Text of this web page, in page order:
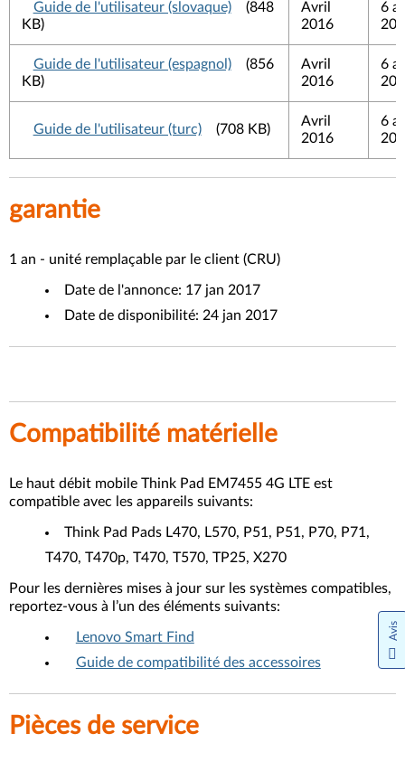
Guide de l'utilisateur (slovaque)
(848
KB)
Avril
2016
6
Guide de l'utilisateur (espagnol)
(856
KB)
Avril
2016
6
Guide de l'utilisateur (turc) (708 KB)
Avril
2016
6
garantie
1 an - unité remplaçable par le client (CRU)
Date de l'annonce: 17 jan 2017
Date de disponibilité: 24 jan 2017
Compatibilité matérielle
Le haut débit mobile Think Pad EM7455 4G LTE est
compatible avec les appareils suivants:
Think Pad Pads L470, L570, P51, P51, P70, P71,
T470, T470p, T470, T570, TP25, X270
Pour les dernières mises à jour sur les systèmes compatibles,
reportez-vous à l’un des éléments suivants:
Lenovo Smart Find
Guide de compatibilité des accessoires
Pièces de service
Avis